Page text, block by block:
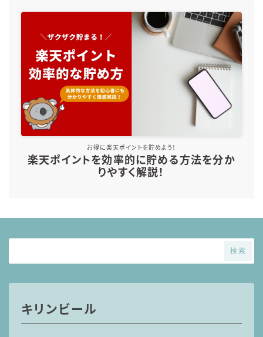
お得に楽天ポイントを貯めよう！
楽天ポイントを効率的に貯める方法を分か
りやすく解説！
検索
キリンビール